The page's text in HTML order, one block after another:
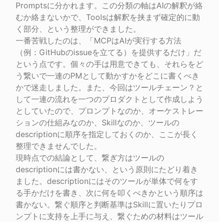
Promptsに分かれます。この分類の軸はAIの解釈が絡
むか絡まないかで、Toolsは解釈を挟まず確定的に動
く部分、という整理ができました。
一番苦戦したのは、「MCPはAIが実行する方法
（例：GitHubのissueを立てる）を提供するだけ」だ
という点です。個々の手は用意できても、それらをど
う繋いで一連のPMとして動かすかをどこに書くべき
かで迷走しました。また、今回はツールチェーン？と
して一連の流れを一つのプロダクトとして作成しよう
としていたので、プロンプトなのか、オーケストレー
ションの仕組みなのか、Skillなのか、ツールの
descriptionに順序を指定しておくのか、ここが長く
整理できませんでした。
現時点での結論として、繋ぎ方はツールの
descriptionには書かない、という原則にたどり着き
ました。descriptionにはそのツールが単体で何をす
る手かだけを書き、次に何を叩くべきかという順序は
書かない。繋ぐ順序と判断基準はSkillに置いたりプロ
ンプトに支持を上手に与え、繋ぐための材料はツール